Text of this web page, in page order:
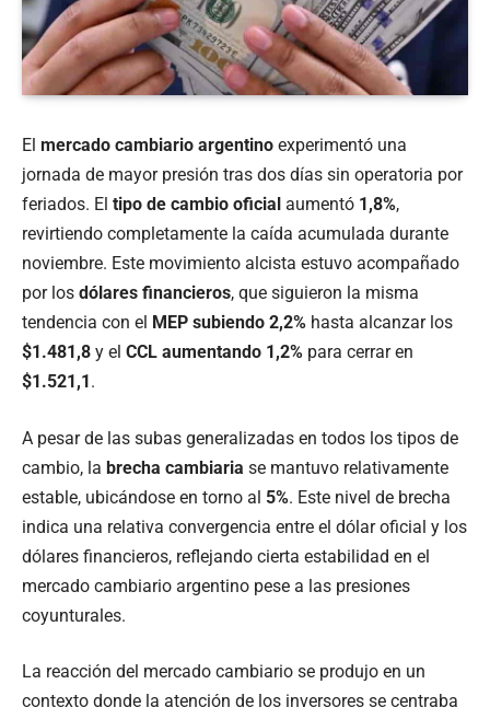
El mercado cambiario argentino experimentó una
jornada de mayor presión tras dos días sin operatoria por
feriados. El tipo de cambio oficial aumentó 1,8%,
revirtiendo completamente la caída acumulada durante
noviembre. Este movimiento alcista estuvo acompañado
por los dólares financieros, que siguieron la misma
tendencia con el MEP subiendo 2,2% hasta alcanzar los
$1.481,8 y el CCL aumentando 1,2% para cerrar en
$1.521,1 .
A pesar de las subas generalizadas en todos los tipos de
cambio, la brecha cambiaria se mantuvo relativamente
estable, ubicándose en torno al 5%. Este nivel de brecha
indica una relativa convergencia entre el dólar oficial y los
dólares financieros, reflejando cierta estabilidad en el
mercado cambiario argentino pese a las presiones
coyunturales.
La reacción del mercado cambiario se produjo en un
contexto donde la atención de los inversores se centraba